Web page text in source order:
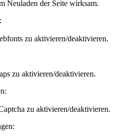
Neuladen der Seite wirksam.
zu aktivieren/deaktivieren.
zu aktivieren/deaktivieren.
zu aktivieren/deaktivieren.